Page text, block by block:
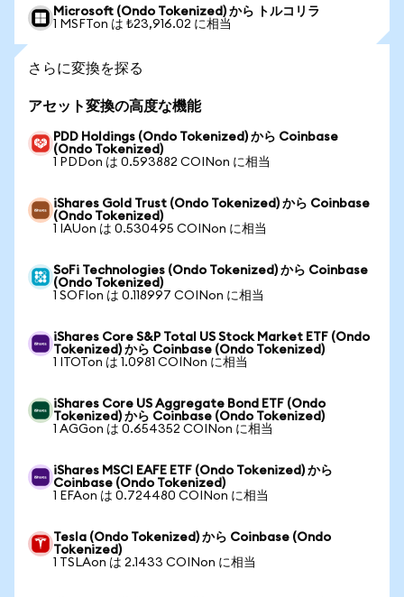
Microsoft (Ondo Tokenized) から トルコリラ
1 MSFTon は ₺23,916.02 に相当
さらに変換を探る
アセット変換の高度な機能
PDD Holdings (Ondo Tokenized) から Coinbase
(Ondo Tokenized)
1 PDDon は 0.593882 COINon に相当
iShares Gold Trust (Ondo Tokenized) から Coinbase
(Ondo Tokenized)
1 IAUon は 0.530495 COINon に相当
SoFi Technologies (Ondo Tokenized) から Coinbase
(Ondo Tokenized)
1 SOFIon は 0.118997 COINon に相当
iShares Core S&P Total US Stock Market ETF (Ondo
Tokenized) から Coinbase (Ondo Tokenized)
1 ITOTon は 1.0981 COINon に相当
iShares Core US Aggregate Bond ETF (Ondo
Tokenized) から Coinbase (Ondo Tokenized)
1 AGGon は 0.654352 COINon に相当
iShares MSCI EAFE ETF (Ondo Tokenized) から
Coinbase (Ondo Tokenized)
1 EFAon は 0.724480 COINon に相当
Tesla (Ondo Tokenized) から Coinbase (Ondo
Tokenized)
1 TSLAon は 2.1433 COINon に相当